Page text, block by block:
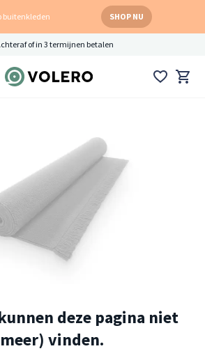
buitenkleden SHOP NU
of in 3 termijnen betalen
deze pagina niet
vinden.